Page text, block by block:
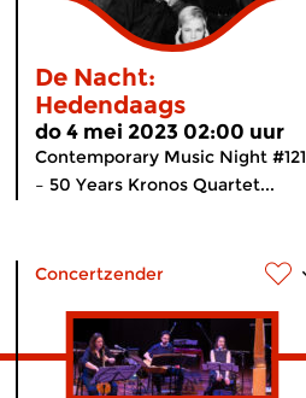
De Nacht:
Hedendaags
do 4 mei 2023 02:00 uur
Contemporary Music Night #121
– 50 Years Kronos Quartet...
Concertzender